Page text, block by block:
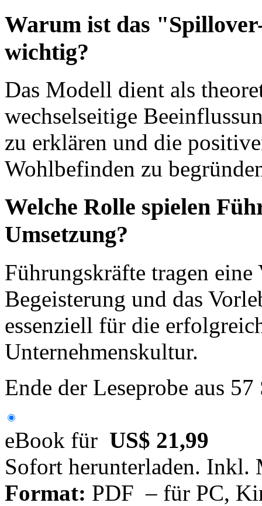
Warum ist das
wichtig?
Das Modell dient als
wechselseitige
zu erklären und die
Wohlbefinden zu
Welche Rolle spielen
Umsetzung?
Führungskräfte tragen
Begeisterung und das
essenziell für die
Unternehmenskultur.
Ende der Leseprobe aus
eBook für US$ 21,99
Sofort herunterladen. Inkl.
Format: PDF – für PC,